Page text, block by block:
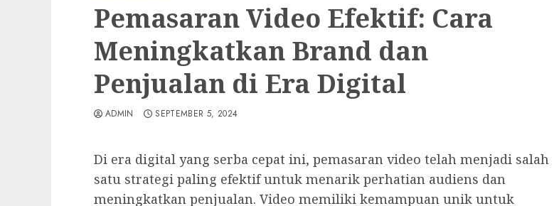
Pemasaran Video Efektif: Cara
Meningkatkan Brand dan
Penjualan di Era Digital
ADMIN SEPTEMBER 5, 2024
Di era digital yang serba cepat ini, pemasaran video telah menjadi salah
satu strategi paling efektif untuk menarik perhatian audiens dan
meningkatkan penjualan. Video memiliki kemampuan unik untuk